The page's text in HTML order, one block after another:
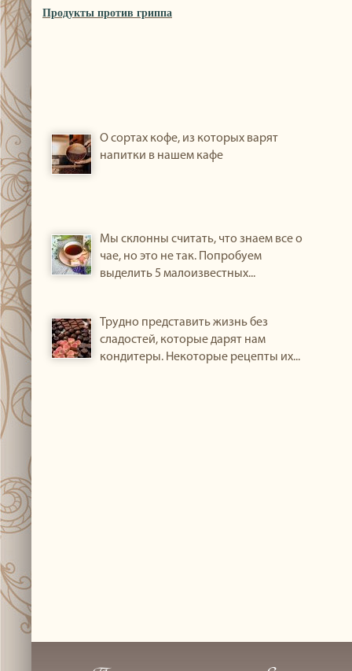
Продукты против гриппа
О сортах кофе, из которых варят
напитки в нашем кафе
Мы склонны считать, что знаем все о
чае, но это не так. Попробуем
выделить 5 малоизвестных...
Трудно представить жизнь без
сладостей, которые дарят нам
кондитеры. Некоторые рецепты их...